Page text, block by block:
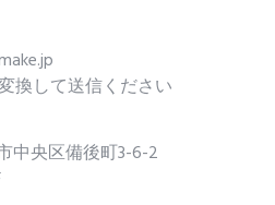
換して送信ください
中央区備後町3-6-2